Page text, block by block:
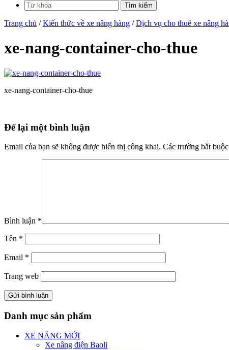
Trang chủ /Kiến thức về xe nâng hàng /Dịch vụ cho thuê xe nâng
xe-nang-container-cho-thue
xe-nang-container-cho-thue
Để lại một bình luận
Email của bạn sẽ không được hiển thị công khai. Các trường bắt
Bình luận *
Tên *
Email *
Trang web
Danh mục sản phẩm
XE NÂNG MỚI
Xe nâng điện Baoli